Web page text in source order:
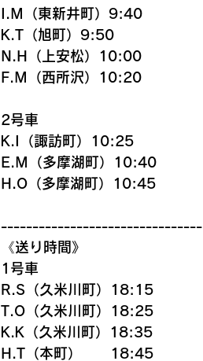
I.M（東新井町）9:40
K.T（旭町）9:50
N.H（上安松）10:00
F.M（西所沢）10:20
2号車
K.I（諏訪町）10:25
E.M（多摩湖町）10:40
H.O（多摩湖町）10:45
--------------------------------
《送り時間》
1号車
R.S（久米川町）18:15
T.O（久米川町）18:25
K.K（久米川町）18:35
H.T（本町）　　18:45